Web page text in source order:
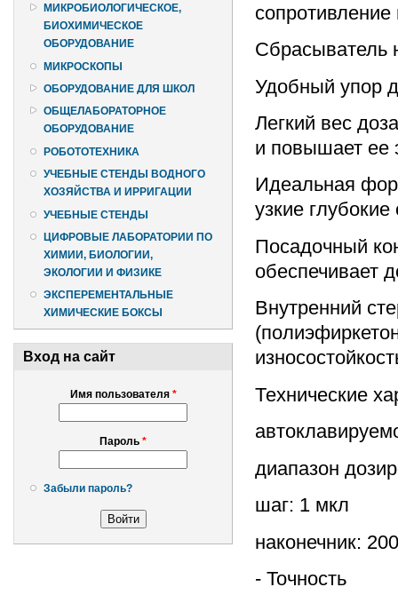
МИКРОБИОЛОГИЧЕСКОЕ,
БИОХИМИЧЕСКОЕ
ОБОРУДОВАНИЕ
МИКРОСКОПЫ
ОБОРУДОВАНИЕ ДЛЯ ШКОЛ
ОБЩЕЛАБОРАТОРНОЕ
ОБОРУДОВАНИЕ
РОБОТОТЕХНИКА
УЧЕБНЫЕ СТЕНДЫ ВОДНОГО
ХОЗЯЙСТВА И ИРРИГАЦИИ
УЧЕБНЫЕ СТЕНДЫ
ЦИФРОВЫЕ ЛАБОРАТОРИИ ПО
ХИМИИ, БИОЛОГИИ,
ЭКОЛОГИИ И ФИЗИКЕ
ЭКСПЕРЕМЕНТАЛЬНЫЕ
ХИМИЧЕСКИЕ БОКСЫ
Вход на сайт
Имя пользователя *
Пароль *
Забыли пароль?
Сбрасыватель
Удобный упор
Легкий вес
и повышает ее
Идеальная
узкие
Посадочный
обеспечивает
Внутренний
Технические
диапазон
шаг: 1 мкл
наконечник:
- Точность